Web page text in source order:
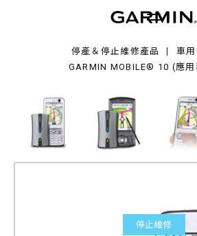
停產＆停止維修產品
車
GARMIN MOBILE® 10 (應用
停止維修